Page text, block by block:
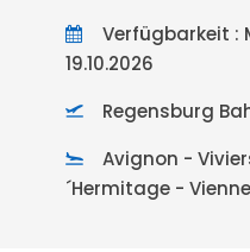
Verfügbarkeit :
19.10.2026
Regensburg
Avignon -
´Hermitage -